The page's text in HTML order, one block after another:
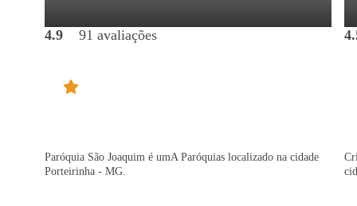
4.9 91 avaliações
Paróquia São Joaquim é umA Paróquias localizado na cidade
Porteirinha - MG.